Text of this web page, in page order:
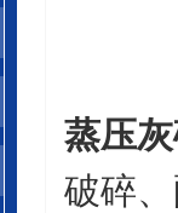
蒸压
破碎